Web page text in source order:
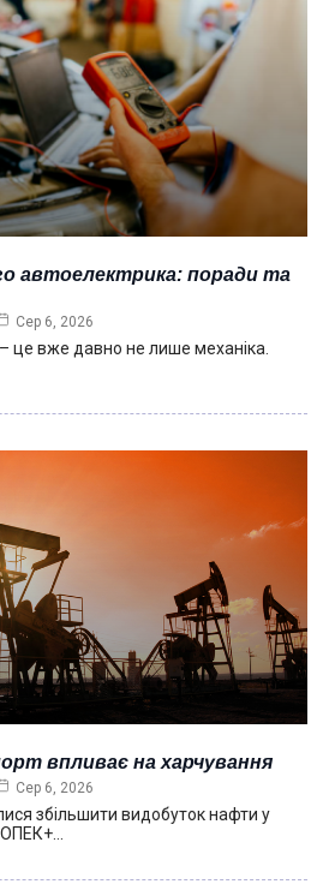
автоелектрика: поради та
Сер 6, 2026
це вже давно не лише механіка.
впливає на харчування
Сер 6, 2026
збільшити видобуток нафти у